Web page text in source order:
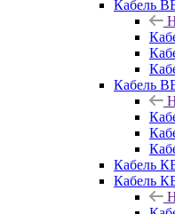
Кабель
Кабель
Кабель
Кабель